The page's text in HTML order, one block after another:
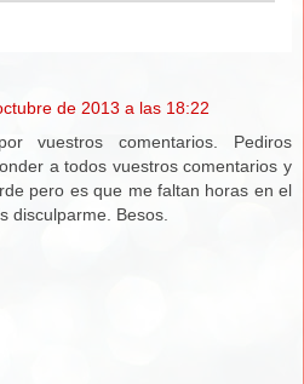
de 2013 a las 18:22
vuestros comentarios. Pediros
a todos vuestros comentarios y
pero es que me faltan horas en el
disculparme. Besos.